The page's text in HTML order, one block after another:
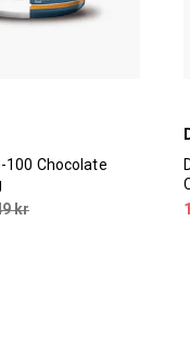
100 Chocolate
kr